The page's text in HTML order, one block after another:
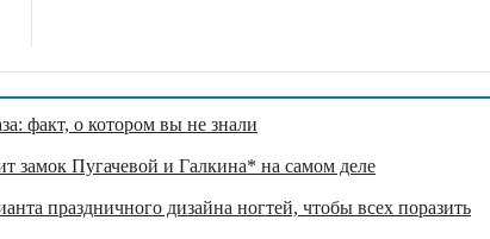
факт, о котором вы не знали
замок Пугачевой и Галкина* на самом деле
праздничного дизайна ногтей, чтобы всех поразить